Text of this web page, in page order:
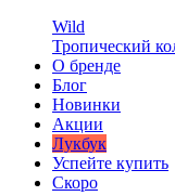
Wild
Тропический
О бренде
Блог
Новинки
Акции
Лукбук
Успейте купить
Скоро